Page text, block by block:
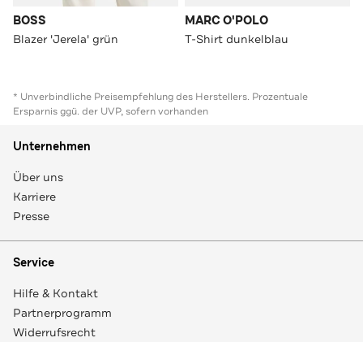
BOSS
Blazer 'Jerela' grün
MARC O'POLO
T-Shirt dunkelblau
* Unverbindliche Preisempfehlung des Herstellers. Prozentuale
Ersparnis ggü. der UVP, sofern vorhanden
Unternehmen
Über uns
Karriere
Presse
Service
Hilfe & Kontakt
Partnerprogramm
Widerrufsrecht